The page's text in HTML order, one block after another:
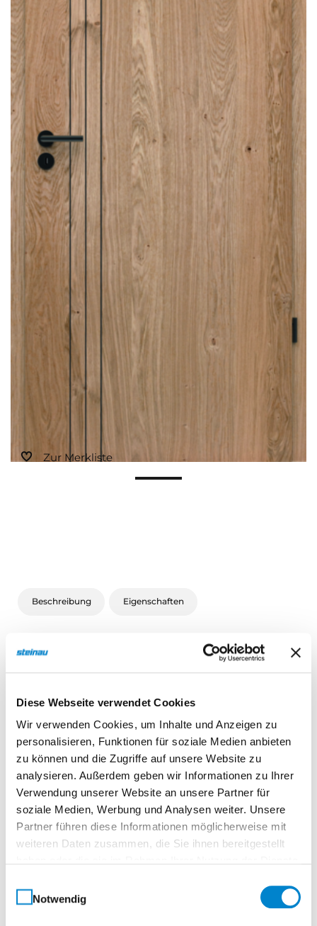
Diese Webseite verwendet Cookies
Wir verwenden Cookies, um Inhalte und Anzeigen zu
personalisieren, Funktionen für soziale Medien anbieten
zu können und die Zugriffe auf unsere Website zu
analysieren. Außerdem geben wir Informationen zu Ihrer
Verwendung unserer Website an unsere Partner für
soziale Medien, Werbung und Analysen weiter. Unsere
Partner führen diese Informationen möglicherweise mit
weiteren Daten zusammen, die Sie ihnen bereitgestellt
Notwendig
Sonnen- und Insektenschutz
Hochwasser­schutz
Dachboden­treppen
Zur Merkliste
Beschreibung Eigenschaften
Beschreibung
Normtür, eckigTürelement, Röhrenspanplatte
Vielfältig. Ausdrucksstark. Elegant.Schwarz trifft
Struktur.
Die Innentür Nero setzt stilvolle Akzente durch ihre
markanten, schwarz gefärbten V-Fugen, die einen
Dieser besondere Effekt entsteht durch ein schwarz
durchgefärbtes Deck, das mit der gewünschten